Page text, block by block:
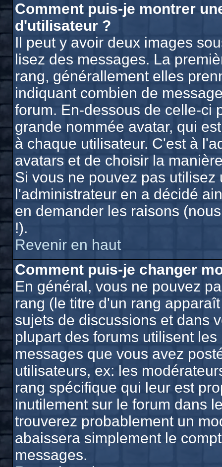
Comment puis-je montrer
d'utilisateur ?
Il peut y avoir deux images
lisez des messages. La
rang, générallement elles
indiquant combien de
forum. En-dessous de celle-ci
grande nommée avatar, qui
à chaque utilisateur. C'est à
avatars et de choisir la
Si vous ne pouvez pas
l'administrateur en a décidé
en demander les raisons
!).
Revenir en haut
Comment puis-je changer
En général, vous ne pouvez
rang (le titre d'un rang
sujets de discussions et dans
plupart des forums utilisent
messages que vous avez
utilisateurs, ex: les
rang spécifique qui leur est
inutilement sur le forum dans
trouverez probablement un
abaissera simplement le
messages.